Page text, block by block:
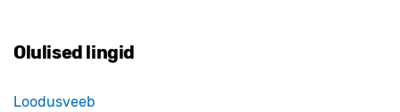
Olulised lingid
Loodusveeb